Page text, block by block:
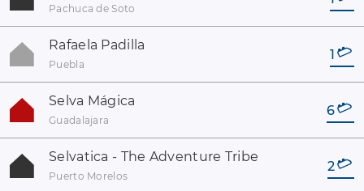
Pachuca de Soto
Rafaela Padilla
Puebla
1
Selva Mágica
Guadalajara
6
Selvatica - The Adventure Tribe
Puerto Morelos
2